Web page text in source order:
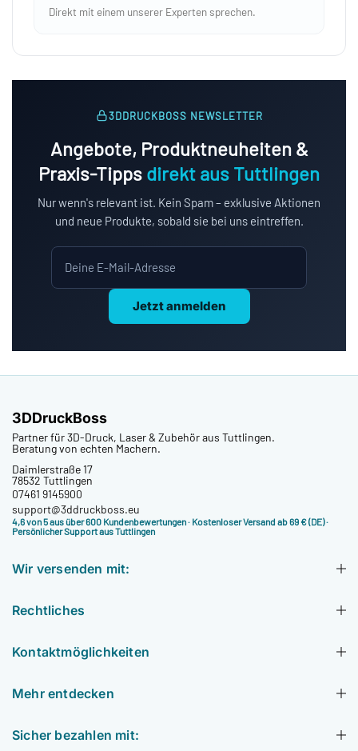
Direkt mit einem unserer Experten sprechen.
3DDRUCKBOSS NEWSLETTER
Angebote, Produktneuheiten &
Praxis-Tipps direkt aus Tuttlingen
Nur wenn's relevant ist. Kein Spam – exklusive Aktionen
und neue Produkte, sobald sie bei uns eintreffen.
Jetzt anmelden
3DDruckBoss
Partner für 3D-Druck, Laser & Zubehör aus Tuttlingen.
Beratung von echten Machern.
Daimlerstraße 17
78532 Tuttlingen
07461 9145900
support@3ddruckboss.eu
4,6 von 5 aus über 600 Kundenbewertungen· Kostenloser Versand ab 69 € (DE) ·
Persönlicher Support aus Tuttlingen
Wir versenden mit:
Rechtliches
Kontaktmöglichkeiten
Mehr entdecken
Sicher bezahlen mit: